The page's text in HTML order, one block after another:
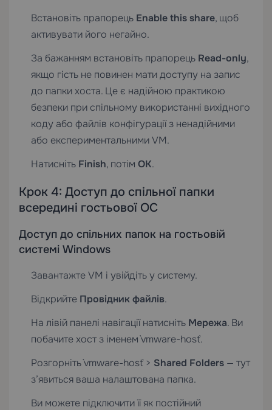
Встановіть прапорець Enable this share, щоб
активувати його негайно.
За бажанням встановіть прапорець Read-only,
якщо гість не повинен мати доступу на запис
до папки хоста. Це є надійною практикою
безпеки при спільному використанні вихідного
коду або файлів конфігурації з ненадійними
або експериментальними VM.
Натисніть Finish, потім OK.
Крок 4: Доступ до спільної папки
всередині гостьової ОС
Доступ до спільних папок на гостьовій
системі Windows
Завантажте VM і увійдіть у систему.
Відкрийте Провідник файлів.
На лівій панелі навігації натисніть Мережа. Ви
побачите хост з іменем `vmware-host`.
Розгорніть `vmware-host` > Shared Folders — тут
з’явиться ваша налаштована папка.
Ви можете підключити її як постійний